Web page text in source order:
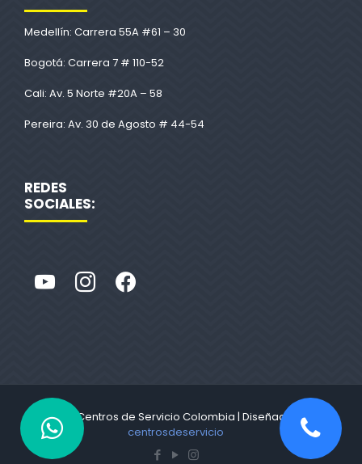
Medellín: Carrera 55A #61 – 30
Bogotá: Carrera 7 # 110-52
Cali: Av. 5 Norte #20A – 58
Pereira: Av. 30 de Agosto # 44-54
REDES
SOCIALES:
© 2022 Centros de Servicio Colombia | Diseñado por
centrosdeservicio